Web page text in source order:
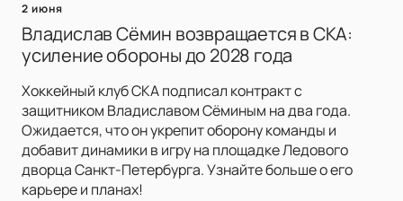
2 июня
Владислав Сёмин возвращается в СКА:
усиление обороны до 2028 года
Хоккейный клуб СКА подписал контракт с
защитником Владиславом Сёминым на два года.
Ожидается, что он укрепит оборону команды и
добавит динамики в игру на площадке Ледового
дворца Санкт-Петербурга. Узнайте больше о его
карьере и планах!